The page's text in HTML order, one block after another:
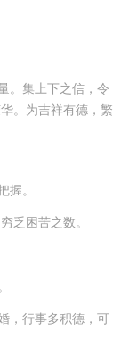
。集上下之信，令
。为吉祥有德，繁
握。
乏困苦之数。
，行事多积德，可